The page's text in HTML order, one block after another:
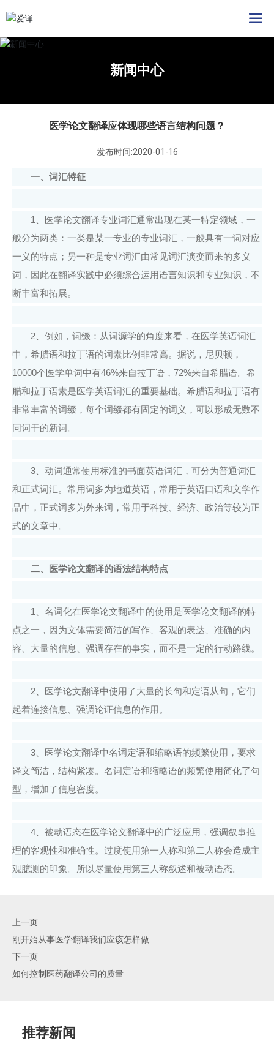
新闻中心
医学论文翻译应体现哪些语言结构问题？
发布时间:2020-01-16
一、词汇特征
1、医学论文翻译专业词汇通常出现在某一特定领域，一
般分为两类：一类是某一专业的专业词汇，一般具有一词对应
一义的特点；另一种是专业词汇由常见词汇演变而来的多义
词，因此在翻译实践中必须综合运用语言知识和专业知识，不
断丰富和拓展。
2、例如，词缀：从词源学的角度来看，在医学英语词汇
中，希腊语和拉丁语的词素比例非常高。据说，尼贝顿，
10000个医学单词中有46%来自拉丁语，72%来自希腊语。希
腊和拉丁语素是医学英语词汇的重要基础。希腊语和拉丁语有
非常丰富的词缀，每个词缀都有固定的词义，可以形成无数不
同词干的新词。
3、动词通常使用标准的书面英语词汇，可分为普通词汇
和正式词汇。常用词多为地道英语，常用于英语口语和文学作
品中，正式词多为外来词，常用于科技、经济、政治等较为正
式的文章中。
二、医学论文翻译的语法结构特点
1、名词化在医学论文翻译中的使用是医学论文翻译的特
点之一，因为文体需要简洁的写作、客观的表达、准确的内
容、大量的信息、强调存在的事实，而不是一定的行动路线。
2、医学论文翻译中使用了大量的长句和定语从句，它们
起着连接信息、强调论证信息的作用。
3、医学论文翻译中名词定语和缩略语的频繁使用，要求
译文简洁，结构紧凑。名词定语和缩略语的频繁使用简化了句
型，增加了信息密度。
4、被动语态在医学论文翻译中的广泛应用，强调叙事推
理的客观性和准确性。过度使用第一人称和第二人称会造成主
观臆测的印象。所以尽量使用第三人称叙述和被动语态。
上一页
刚开始从事医学翻译我们应该怎样做
下一页
如何控制医药翻译公司的质量
推荐新闻